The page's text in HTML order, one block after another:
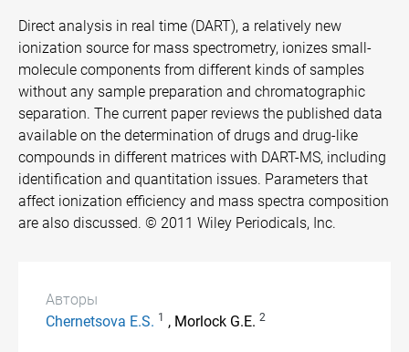
Direct analysis in real time (DART), a relatively new
ionization source for mass spectrometry, ionizes small-
molecule components from different kinds of samples
without any sample preparation and chromatographic
separation. The current paper reviews the published data
available on the determination of drugs and drug-like
compounds in different matrices with DART-MS, including
identification and quantitation issues. Parameters that
affect ionization efficiency and mass spectra composition
are also discussed. © 2011 Wiley Periodicals, Inc.
Авторы
Chernetsova E.S. 1 , Morlock G.E. 2